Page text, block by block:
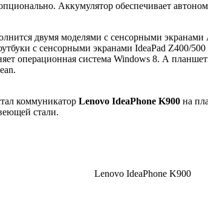
Аккумулятор обеспечивает
двумя моделями с сенсорными
с сенсорными экранами IdeaPad Z400/
операционная система Windows 8. А
коммуникатор Lenovo IdeaPhone K900 на
стали.
Lenovo IdeaPhone K900